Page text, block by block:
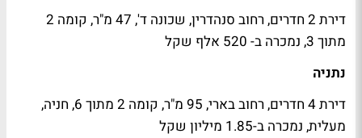
דירת 2 חדרים, רחוב סנהדרין, שכונה ד', 47 מ"ר, קומה 2
מתוך 3, נמכרה ב- 520 אלף שקל
נתניה
דירת 4 חדרים, רחוב בארי, 95 מ"ר, קומה 2 מתוך 6, חניה,
מעלית, נמכרה ב-1.85 מיליון שקל